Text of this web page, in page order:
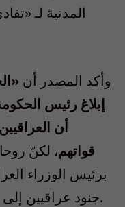
المدنية لـ
وأكد المصدر أن
إبلاغ رئيس
أن
قواتهم، لكنّ
برئيس الوزراء
جنود عراقيين إلى تداعيات مضاعفة في العلاقات.